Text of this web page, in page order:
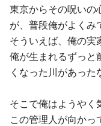
東京からその呪いの
が、普段俺がよくみ
そういえば、俺の実
俺が生まれるずっと
くなった川があった
そこで俺はようやく
この管理人が向かっ